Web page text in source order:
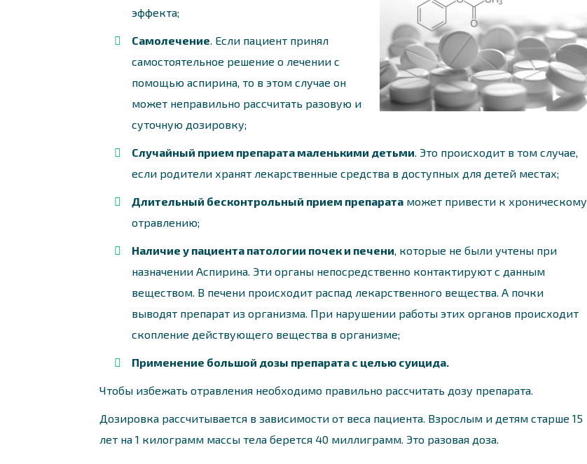
эффекта;
Самолечение. Если пациент принял
самостоятельное решение о лечении с
помощью аспирина, то в этом случае он
может неправильно рассчитать разовую и
суточную дозировку;
Случайный прием препарата маленькими детьми. Это происходит в том случае,
если родители хранят лекарственные средства в доступных для детей местах;
Длительный бесконтрольный прием препарата может привести к хроническому
отравлению;
Наличие у пациента патологии почек и печени, которые не были учтены при
назначении Аспирина. Эти органы непосредственно контактируют с данным
веществом. В печени происходит распад лекарственного вещества. А почки
выводят препарат из организма. При нарушении работы этих органов происходит
скопление действующего вещества в организме;
Применение большой дозы препарата с целью суицида.
Чтобы избежать отравления необходимо правильно рассчитать дозу препарата.
Дозировка рассчитывается в зависимости от веса пациента. Взрослым и детям старше 15
лет на 1 килограмм массы тела берется 40 миллиграмм. Это разовая доза.